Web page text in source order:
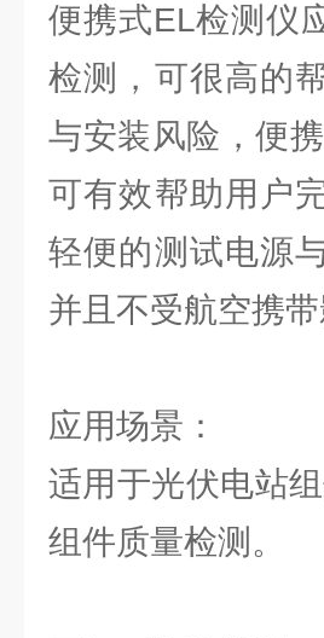
便携式EL检测仪
检测，可很高的
与安装风险，便
可有效帮助用户
轻便的测试电源
并且不受航空携带
应用场景：
适用于光伏电站
组件质量检测。